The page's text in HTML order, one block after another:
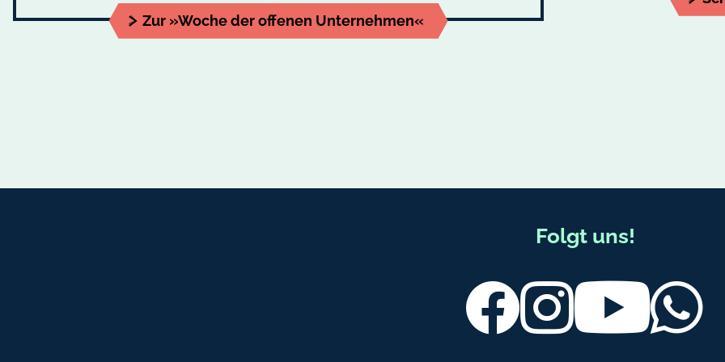
Zur »Woche der offenen Unternehmen«
Folgt uns!
FacebookInstagram Youtube